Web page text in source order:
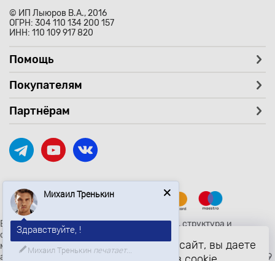
© ИП Лыюров В.А., 2016
ОГРН: 304 110 134 200 157
ИНН: 110 109 917 820
Помощь
Покупателям
Партнёрам
Вся текстовая и графическая информация, структура и
оформление страницы avtozaryad.ru защищены российскими и
международными законами и соглашениями об охране
авторских прав и интеллектуальной собственности (статьи 1259
Продолжая использовать наш сайт, вы даете
Михаил Тренькин
Здравствуйте, !
Ищете определенный товар?